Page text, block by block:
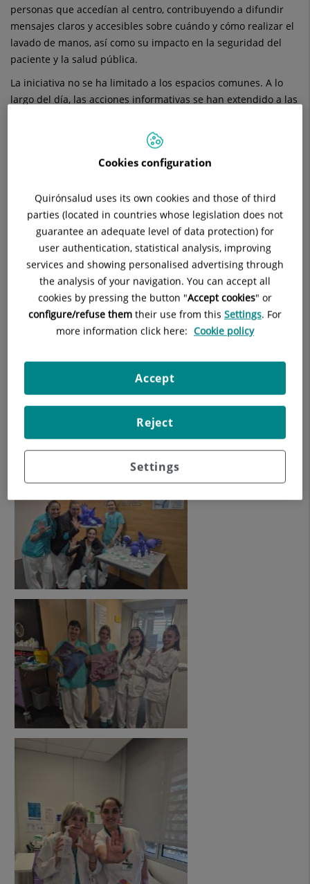
personas que accedían al centro, contribuyendo a difundir
mensajes claros y accesibles sobre cuándo y cómo realizar el
lavado de manos, así como su impacto en la seguridad del
paciente y la salud pública.
La iniciativa no se ha limitado a los espacios comunes. A lo
largo del día, las acciones informativas se han extendido a las
Enfermería ha desarrollado intervenciones específicas
dirigidas, principalmente, a los profesionales sanitarios. Estas
acciones han servido para reforzar protocolos, recordar
compartida dentro del entorno asistencial.
Con este tipo de iniciativas, el hospital reafirma su
compromiso con la calidad asistencial y la seguridad del
paciente, promoviendo hábitos esenciales que contribuyen de
forma decisiva a reducir el riesgo de infecciones y a mejorar
la experiencia de quienes confían en sus cuidados.
Cookies configuration
Quirónsalud uses its own cookies and those of third
parties (located in countries whose legislation does not
guarantee an adequate level of data protection) for
user authentication, statistical analysis, improving
services and showing personalised advertising through
the analysis of your navigation. You can accept all
cookies by pressing the button "Accept cookies" or
configure/refuse them their use from this Settings. For
more information click here: Cookie policy
Settings
Reject
Accept